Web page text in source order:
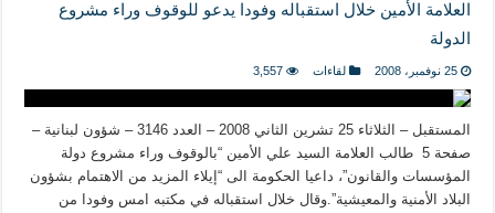
العلامة الأمين خلال استقباله وفودا يدعو للوقوف وراء مشروع
الدولة
25 نوفمبر، 2008 لقاءات 3,557
المستقبل – الثلاثاء 25 تشرين الثاني 2008 – العدد 3146 – شؤون لبنانية –
صفحة 5 طالب العلامة السيد علي الأمين “بالوقوف وراء مشروع دولة
المؤسسات والقانون”، داعيا الحكومة الى “إيلاء المزيد من الاهتمام بشؤون
البلاد الأمنية والمعيشية”.وقال خلال استقباله في مكتبه امس وفودا من